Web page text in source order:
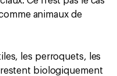
animaux de
les perroquets, les
biologiquement